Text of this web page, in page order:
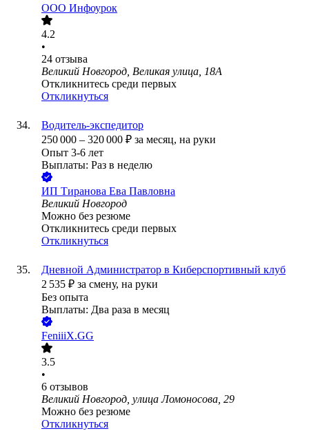
ООО Инфоурок
4.2
•
24 отзыва
Великий Новгород, Великая улица, 18А
Откликнитесь среди первых
Откликнуться
Водитель-экспедитор
250 000 – 320 000 ₽ за месяц, на руки
Опыт 3-6 лет
Выплаты: Раз в неделю
ИП Тиранова Ева Павловна
Великий Новгород
Можно без резюме
Откликнитесь среди первых
Откликнуться
Дневной Администратор в Киберспортивный клуб
2 535 ₽ за смену, на руки
Без опыта
Выплаты: Два раза в месяц
FeniiiX.GG
3.5
•
6 отзывов
Великий Новгород, улица Ломоносова, 29
Можно без резюме
Откликнуться